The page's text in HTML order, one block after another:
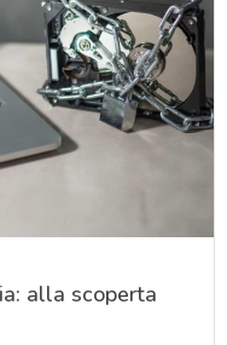
alla scoperta